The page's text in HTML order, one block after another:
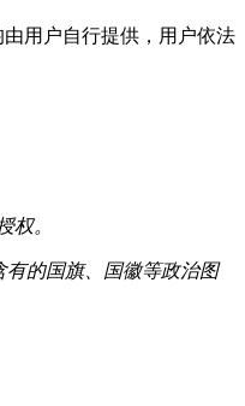
用户自行提供，用户依法
权。
有的国旗、国徽等政治图